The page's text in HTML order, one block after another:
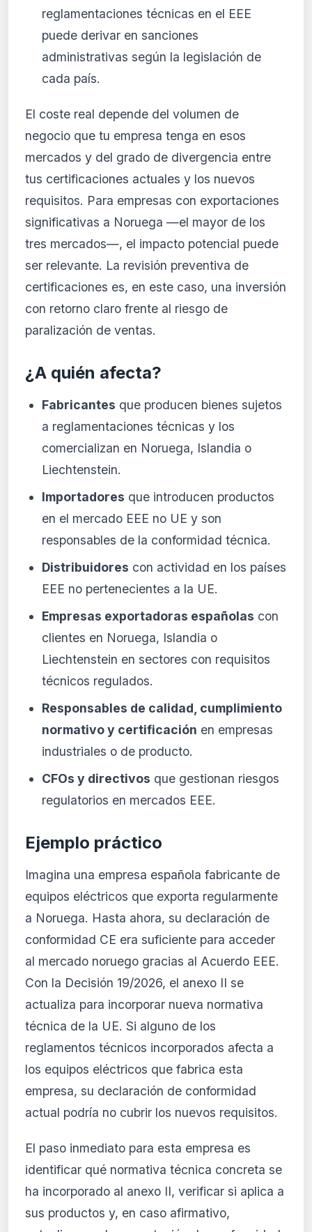
reglamentaciones técnicas en el EEE
puede derivar en sanciones
administrativas según la legislación de
cada país.
El coste real depende del volumen de
negocio que tu empresa tenga en esos
mercados y del grado de divergencia entre
tus certificaciones actuales y los nuevos
requisitos. Para empresas con exportaciones
significativas a Noruega —el mayor de los
tres mercados—, el impacto potencial puede
ser relevante. La revisión preventiva de
certificaciones es, en este caso, una inversión
con retorno claro frente al riesgo de
paralización de ventas.
¿A quién afecta?
Fabricantes que producen bienes sujetos
a reglamentaciones técnicas y los
comercializan en Noruega, Islandia o
Liechtenstein.
Importadores que introducen productos
en el mercado EEE no UE y son
responsables de la conformidad técnica.
Distribuidores con actividad en los países
EEE no pertenecientes a la UE.
Empresas exportadoras españolas con
clientes en Noruega, Islandia o
Liechtenstein en sectores con requisitos
técnicos regulados.
Responsables de calidad, cumplimiento
normativo y certificación en empresas
industriales o de producto.
CFOs y directivos que gestionan riesgos
regulatorios en mercados EEE.
Ejemplo práctico
Imagina una empresa española fabricante de
equipos eléctricos que exporta regularmente
a Noruega. Hasta ahora, su declaración de
conformidad CE era suficiente para acceder
al mercado noruego gracias al Acuerdo EEE.
Con la Decisión 19/2026, el anexo II se
actualiza para incorporar nueva normativa
técnica de la UE. Si alguno de los
reglamentos técnicos incorporados afecta a
los equipos eléctricos que fabrica esta
empresa, su declaración de conformidad
actual podría no cubrir los nuevos requisitos.
El paso inmediato para esta empresa es
identificar qué normativa técnica concreta se
ha incorporado al anexo II, verificar si aplica a
sus productos y, en caso afirmativo,